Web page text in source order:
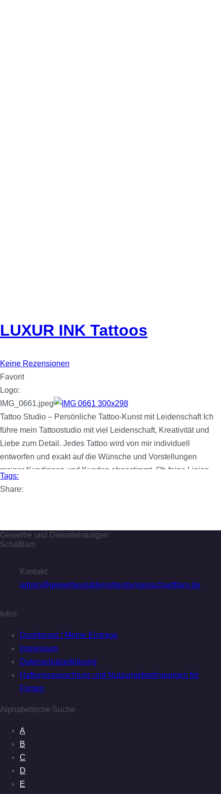
LUXUR INK Tattoos
Keine Rezensionen
Favorit
Logo:
IMG_0661.jpeg
Tattoo Studio – Persönliche Tattoo-Kunst mit Leidenschaft Ich
führe mein Tattoostudio mit viel Leidenschaft, Kreativität und
Liebe zum Detail. Jedes Tattoo wird von mir individuell
entworfen und exakt auf die Wünsche und Vorstellungen
meiner Kundinnen und Kunden abgestimmt. Ob feine Linien,
Tags:
Share:
Gewerbe und Dienstleistungen
Schäftlarn
Kontakt:
admin@gewerbeunddienstleistungenschaeftlarn.de
Infos
Dashboard / Meine Einträge
Impressum
Datenschutzerklärung
Haftungsausschluss und Nutzungsbedingungen für
Firmen
Alphabetische Suche
A
B
C
D
E